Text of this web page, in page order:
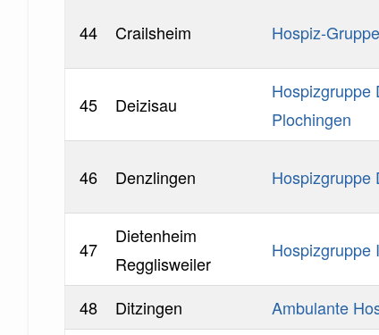
44 Crailsheim Hospiz-
45 Deizisau
Hospizgruppe
Plochingen
46 Denzlingen Hospizgruppe
47
Dietenheim
Regglisweiler
Hospizgruppe
48
Ditzingen Ambulante